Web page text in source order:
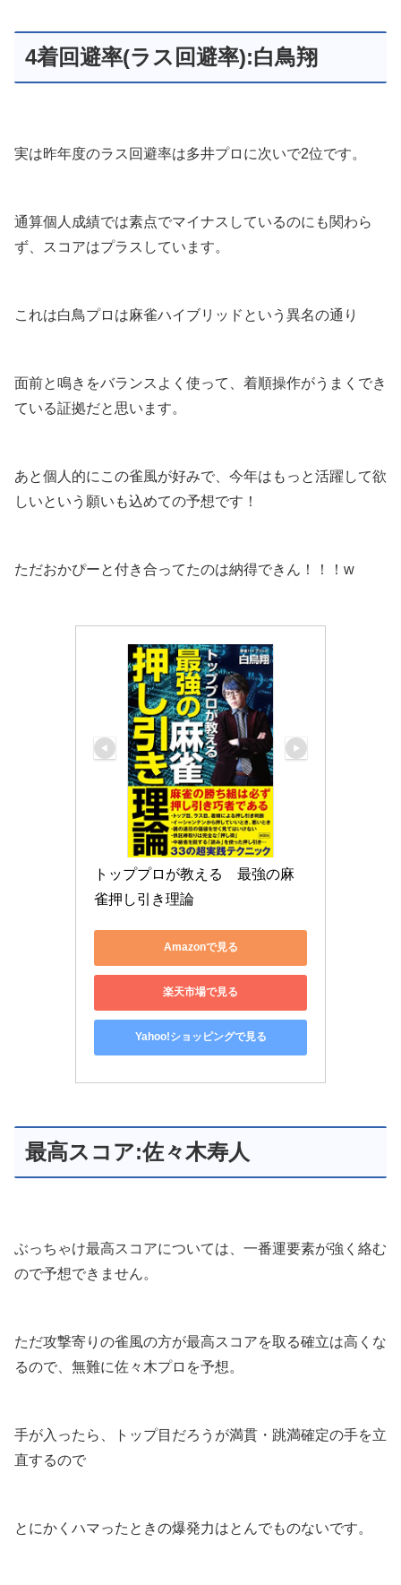
4着回避率(ラス回避率):白鳥翔
実は昨年度のラス回避率は多井プロに次いで2位です。
通算個人成績では素点でマイナスしているのにも関わら
ず、スコアはプラスしています。
これは白鳥プロは麻雀ハイブリッドという異名の通り
面前と鳴きをバランスよく使って、着順操作がうまくでき
ている証拠だと思います。
あと個人的にこの雀風が好みで、今年はもっと活躍して欲
しいという願いも込めての予想です！
ただおかぴーと付き合ってたのは納得できん！！！w
トッププロが教える　最強の麻
雀押し引き理論
Amazonで見る
楽天市場で見る
Yahoo!ショッピングで見る
最高スコア:佐々木寿人
ぶっちゃけ最高スコアについては、一番運要素が強く絡む
ので予想できません。
ただ攻撃寄りの雀風の方が最高スコアを取る確立は高くな
るので、無難に佐々木プロを予想。
手が入ったら、トップ目だろうが満貫・跳満確定の手を立
直するので
とにかくハマったときの爆発力はとんでものないです。